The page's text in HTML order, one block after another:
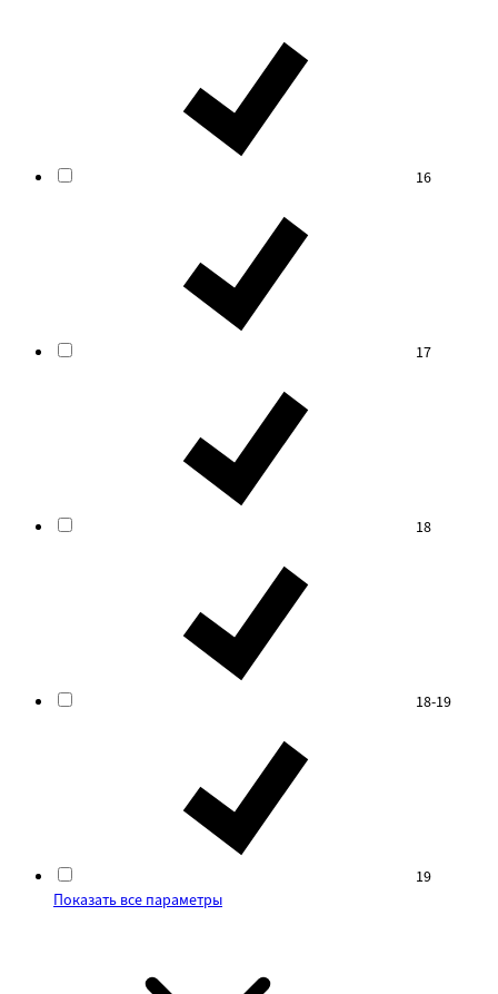
16
17
18
18-19
19
Показать все параметры